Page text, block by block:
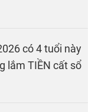
có 4 tuổi này
lắm TIỀN cất sổ